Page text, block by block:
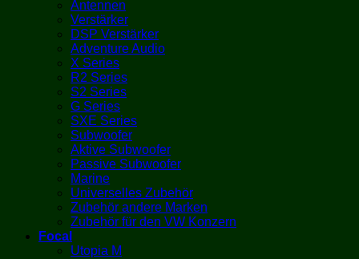
Antennen
Verstärker
DSP Verstärker
Adventure Audio
X Series
R2 Series
S2 Series
G Series
SXE Series
Subwoofer
Aktive Subwoofer
Passive Subwoofer
Marine
Universelles Zubehör
Zubehör andere Marken
Zubehör für den VW Konzern
Focal
Utopia M